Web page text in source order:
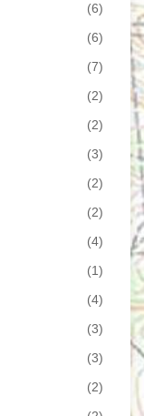
(6)
(6)
(7)
(2)
(2)
(3)
(2)
(2)
(4)
(1)
(4)
(3)
(3)
(2)